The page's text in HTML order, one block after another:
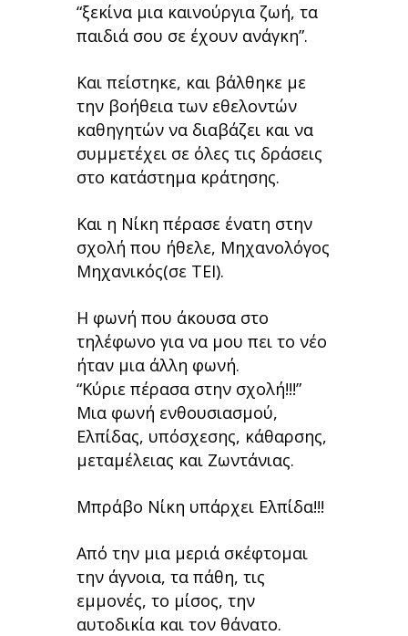
“ξεκίνα μια καινούργια ζωή, τα
παιδιά σου σε έχουν ανάγκη”.
Και πείστηκε, και βάλθηκε με
την βοήθεια των εθελοντών
καθηγητών να διαβάζει και να
συμμετέχει σε όλες τις δράσεις
στο κατάστημα κράτησης.
Και η Νίκη πέρασε ένατη στην
σχολή που ήθελε, Μηχανολόγος
Μηχανικός(σε ΤΕΙ).
Η φωνή που άκουσα στο
τηλέφωνο για να μου πει το νέο
ήταν μια άλλη φωνή.
“Κύριε πέρασα στην σχολή!!!”
Μια φωνή ενθουσιασμού,
Ελπίδας, υπόσχεσης, κάθαρσης,
μεταμέλειας και Ζωντάνιας.
Μπράβο Νίκη υπάρχει Ελπίδα!!!
Από την μια μεριά σκέφτομαι
την άγνοια, τα πάθη, τις
εμμονές, το μίσος, την
αυτοδικία και τον θάνατο.